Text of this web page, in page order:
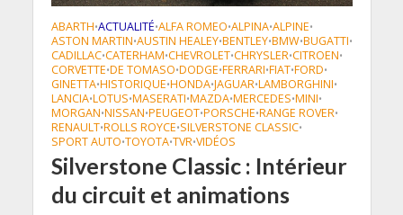
ABARTH•ACTUALITÉ•ALFA ROMEO•ALPINA•ALPINE•
ASTON MARTIN•AUSTIN HEALEY•BENTLEY•BMW•BUGATTI•
CADILLAC•CATERHAM•CHEVROLET•CHRYSLER•CITROEN•
CORVETTE•DE TOMASO•DODGE•FERRARI•FIAT•FORD•
GINETTA•HISTORIQUE•HONDA•JAGUAR•LAMBORGHINI•
LANCIA•LOTUS•MASERATI•MAZDA•MERCEDES•MINI•
MORGAN•NISSAN•PEUGEOT•PORSCHE•RANGE ROVER•
RENAULT•ROLLS ROYCE•SILVERSTONE CLASSIC•
SPORT AUTO•TOYOTA•TVR•VIDÉOS
Silverstone Classic : Intérieur
du circuit et animations